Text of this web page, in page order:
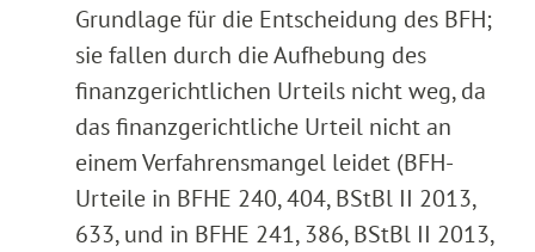
Grundlage für die Entscheidung des BFH;
sie fallen durch die Aufhebung des
finanzgerichtlichen Urteils nicht weg, da
das finanzgerichtliche Urteil nicht an
einem Verfahrensmangel leidet (BFH-
Urteile in BFHE 240, 404, BStBl II 2013,
633, und in BFHE 241, 386, BStBl II 2013,